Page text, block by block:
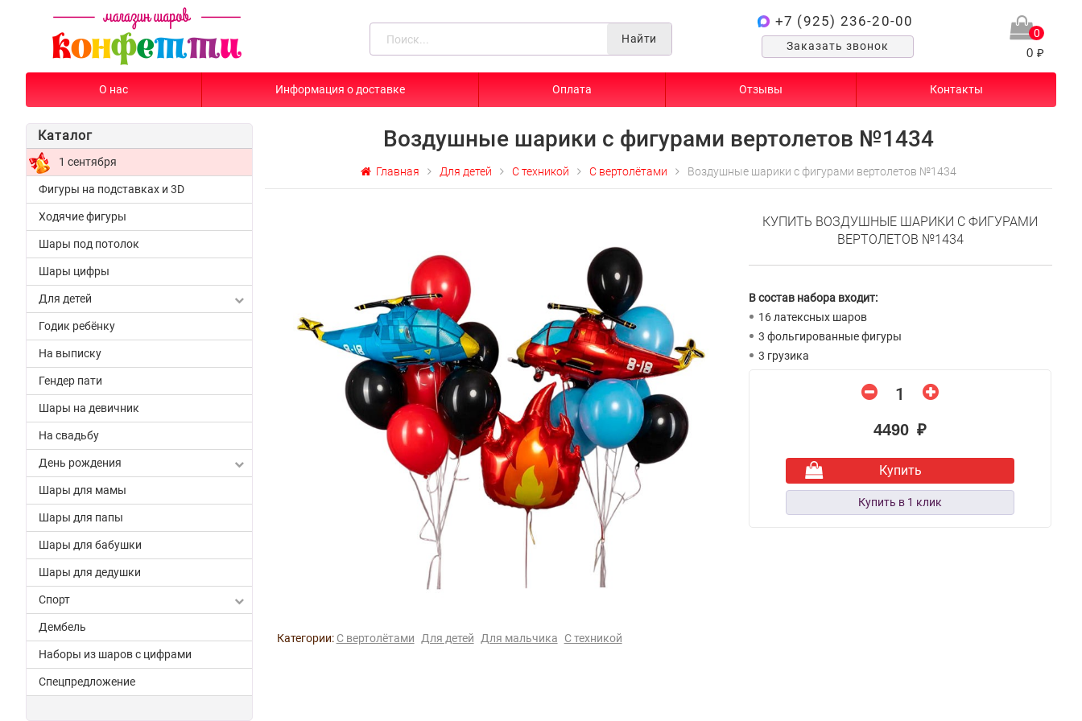
Найти
+7 (925) 236-20-00
Заказать звонок
0
0 ₽
О нас Информация о доставке Оплата Отзывы Контакты
Каталог
1 сентября
Фигуры на подставках и 3D
Ходячие фигуры
Шары под потолок
Шары цифры
Для детей
Годик ребёнку
На выписку
Гендер пати
Шары на девичник
На свадьбу
День рождения
Шары для мамы
Шары для папы
Шары для бабушки
Шары для дедушки
Спорт
Дембель
Наборы из шаров с цифрами
Спецпредложение
Воздушные шарики с фигурами вертолетов №1434
Главная Для детей С техникой С вертолётами Воздушные шарики с фигурами вертолетов №1434
Категории: С вертолётами Для детей Для мальчика С техникой
КУПИТЬ ВОЗДУШНЫЕ ШАРИКИ С ФИГУРАМИ
ВЕРТОЛЕТОВ №1434
В состав набора входит:
16 латексных шаров
3 фольгированные фигуры
3 грузика
4490 ₽
Купить